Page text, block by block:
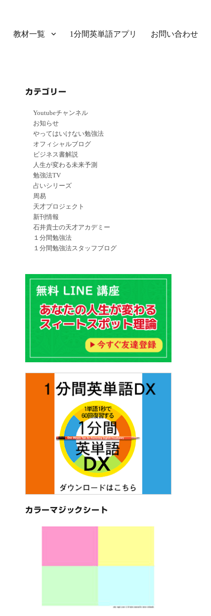
教材一覧 1分間英単語アプリ お問い合わせ
カテゴリー
Youtubeチャンネル
お知らせ
やってはいけない勉強法
オフィシャルブログ
ビジネス書解説
人生が変わる未来予測
勉強法TV
占いシリーズ
周易
天才プロジェクト
新刊情報
石井貴士の天才アカデミー
１分間勉強法
１分間勉強法スタッフブログ
カラーマジックシート